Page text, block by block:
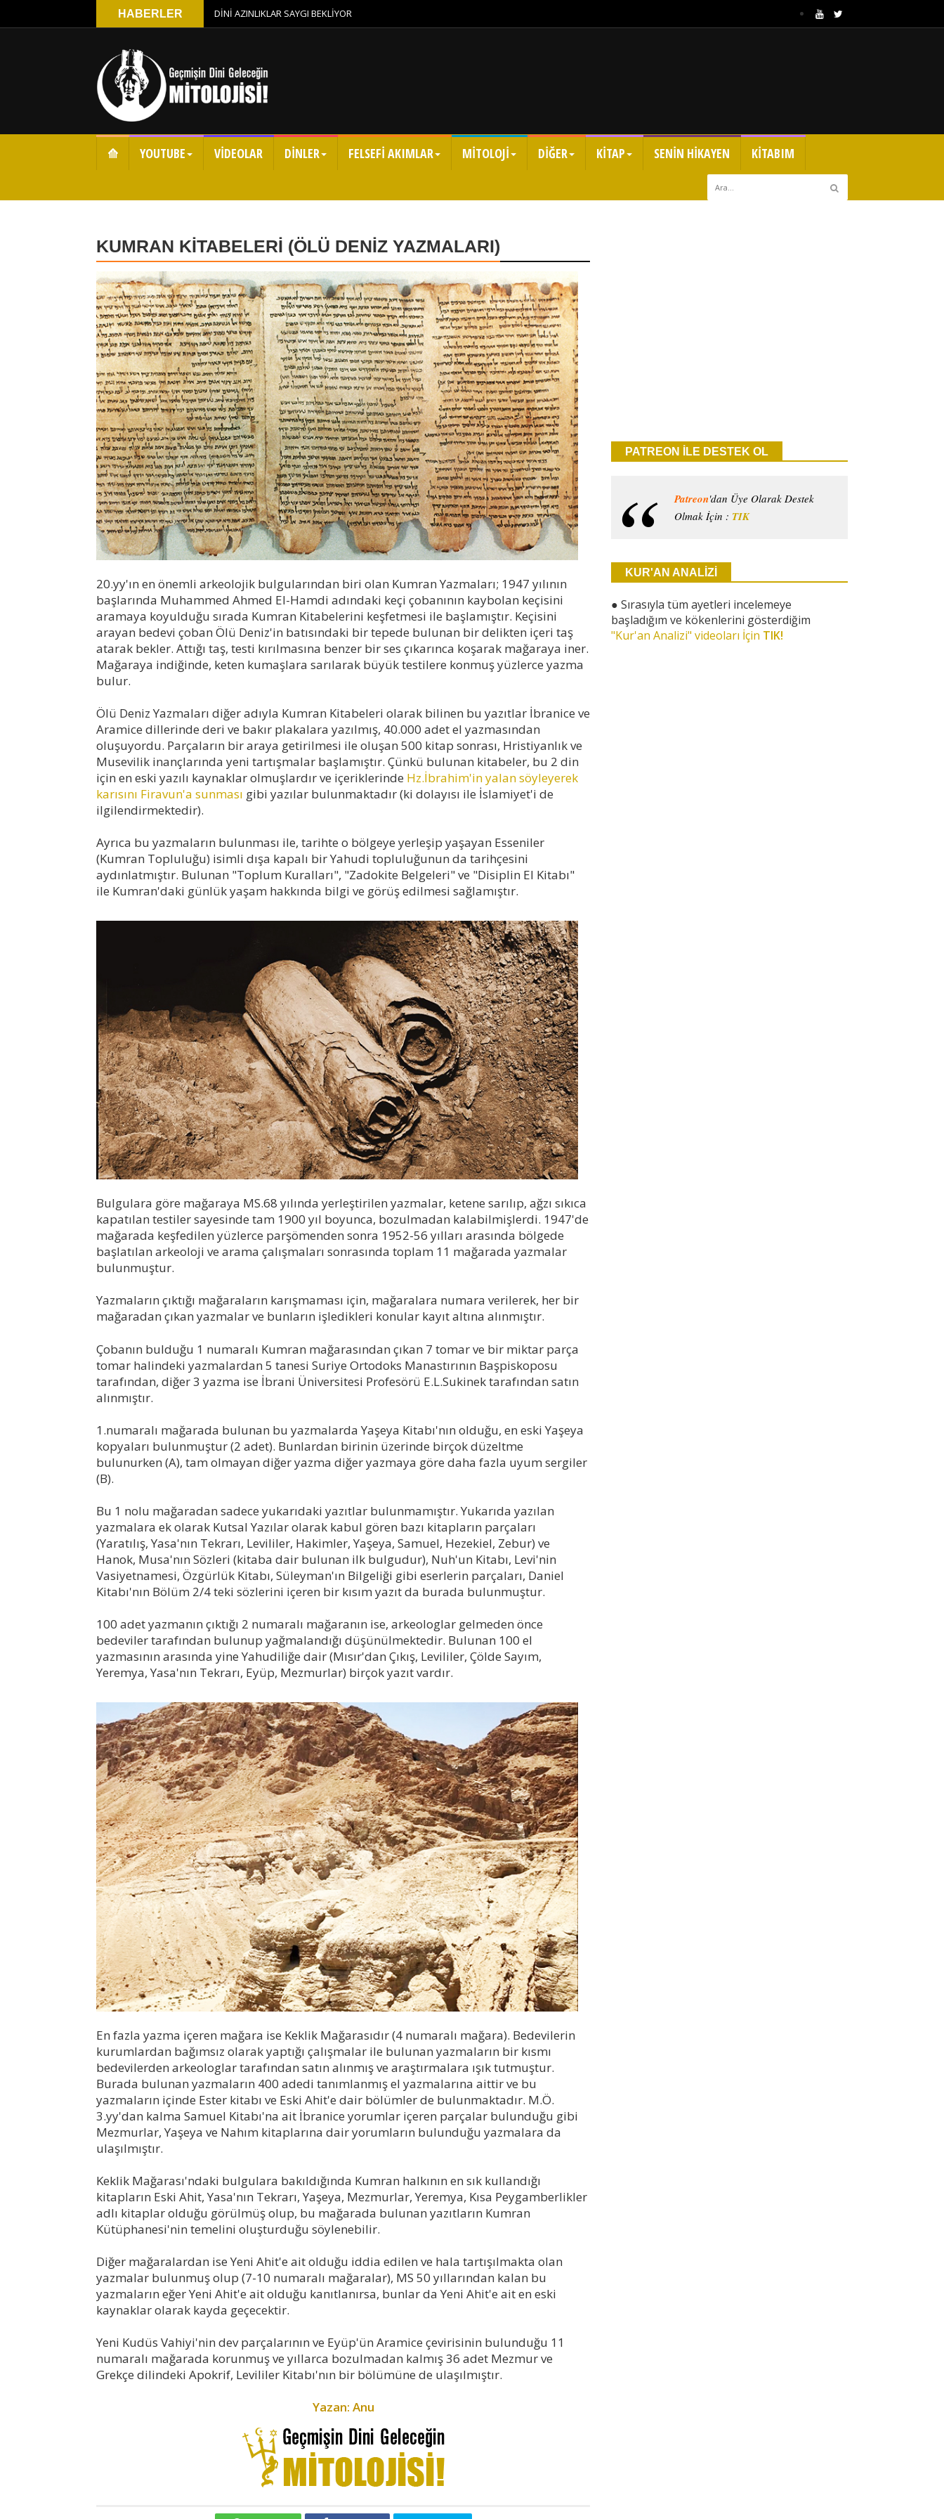
HABERLER DİNİ AZINLIKLAR SAYGI BEKLİYOR
⟰ YOUTUBE VİDEOLAR DİNLER FELSEFİ AKIMLAR MİTOLOJİ DİĞER KİTAP SENİN HİKAYEN KİTABIM
KUMRAN KİTABELERİ (ÖLÜ DENİZ YAZMALARI)
20.yy'ın en önemli arkeolojik bulgularından biri olan Kumran Yazmaları; 1947 yılının
başlarında Muhammed Ahmed El-Hamdi adındaki keçi çobanının kaybolan keçisini
aramaya koyulduğu sırada Kumran Kitabelerini keşfetmesi ile başlamıştır. Keçisini
arayan bedevi çoban Ölü Deniz'in batısındaki bir tepede bulunan bir delikten içeri taş
atarak bekler. Attığı taş, testi kırılmasına benzer bir ses çıkarınca koşarak mağaraya iner.
Mağaraya indiğinde, keten kumaşlara sarılarak büyük testilere konmuş yüzlerce yazma
bulur.
Ölü Deniz Yazmaları diğer adıyla Kumran Kitabeleri olarak bilinen bu yazıtlar İbranice ve
Aramice dillerinde deri ve bakır plakalara yazılmış, 40.000 adet el yazmasından
oluşuyordu. Parçaların bir araya getirilmesi ile oluşan 500 kitap sonrası, Hristiyanlık ve
Musevilik inançlarında yeni tartışmalar başlamıştır. Çünkü bulunan kitabeler, bu 2 din
için en eski yazılı kaynaklar olmuşlardır ve içeriklerinde Hz.İbrahim'in yalan söyleyerek
karısını Firavun'a sunması gibi yazılar bulunmaktadır (ki dolayısı ile İslamiyet'i de
ilgilendirmektedir).
Ayrıca bu yazmaların bulunması ile, tarihte o bölgeye yerleşip yaşayan Esseniler
(Kumran Topluluğu) isimli dışa kapalı bir Yahudi topluluğunun da tarihçesini
aydınlatmıştır. Bulunan "Toplum Kuralları", "Zadokite Belgeleri" ve "Disiplin El Kitabı"
ile Kumran'daki günlük yaşam hakkında bilgi ve görüş edilmesi sağlamıştır.
Bulgulara göre mağaraya MS.68 yılında yerleştirilen yazmalar, ketene sarılıp, ağzı sıkıca
kapatılan testiler sayesinde tam 1900 yıl boyunca, bozulmadan kalabilmişlerdi. 1947'de
mağarada keşfedilen yüzlerce parşömenden sonra 1952-56 yılları arasında bölgede
başlatılan arkeoloji ve arama çalışmaları sonrasında toplam 11 mağarada yazmalar
bulunmuştur.
Yazmaların çıktığı mağaraların karışmaması için, mağaralara numara verilerek, her bir
mağaradan çıkan yazmalar ve bunların işledikleri konular kayıt altına alınmıştır.
Çobanın bulduğu 1 numaralı Kumran mağarasından çıkan 7 tomar ve bir miktar parça
tomar halindeki yazmalardan 5 tanesi Suriye Ortodoks Manastırının Başpiskoposu
tarafından, diğer 3 yazma ise İbrani Üniversitesi Profesörü E.L.Sukinek tarafından satın
alınmıştır.
1.numaralı mağarada bulunan bu yazmalarda Yaşeya Kitabı'nın olduğu, en eski Yaşeya
kopyaları bulunmuştur (2 adet). Bunlardan birinin üzerinde birçok düzeltme
bulunurken (A), tam olmayan diğer yazma diğer yazmaya göre daha fazla uyum sergiler
(B).
Bu 1 nolu mağaradan sadece yukarıdaki yazıtlar bulunmamıştır. Yukarıda yazılan
yazmalara ek olarak Kutsal Yazılar olarak kabul gören bazı kitapların parçaları
(Yaratılış, Yasa'nın Tekrarı, Levililer, Hakimler, Yaşeya, Samuel, Hezekiel, Zebur) ve
Hanok, Musa'nın Sözleri (kitaba dair bulunan ilk bulgudur), Nuh'un Kitabı, Levi'nin
Vasiyetnamesi, Özgürlük Kitabı, Süleyman'ın Bilgeliği gibi eserlerin parçaları, Daniel
Kitabı'nın Bölüm 2/4 teki sözlerini içeren bir kısım yazıt da burada bulunmuştur.
100 adet yazmanın çıktığı 2 numaralı mağaranın ise, arkeologlar gelmeden önce
bedeviler tarafından bulunup yağmalandığı düşünülmektedir. Bulunan 100 el
yazmasının arasında yine Yahudiliğe dair (Mısır'dan Çıkış, Levililer, Çölde Sayım,
Yeremya, Yasa'nın Tekrarı, Eyüp, Mezmurlar) birçok yazıt vardır.
En fazla yazma içeren mağara ise Keklik Mağarasıdır (4 numaralı mağara). Bedevilerin
kurumlardan bağımsız olarak yaptığı çalışmalar ile bulunan yazmaların bir kısmı
bedevilerden arkeologlar tarafından satın alınmış ve araştırmalara ışık tutmuştur.
Burada bulunan yazmaların 400 adedi tanımlanmış el yazmalarına aittir ve bu
yazmaların içinde Ester kitabı ve Eski Ahit'e dair bölümler de bulunmaktadır. M.Ö.
3.yy'dan kalma Samuel Kitabı'na ait İbranice yorumlar içeren parçalar bulunduğu gibi
Mezmurlar, Yaşeya ve Nahım kitaplarına dair yorumların bulunduğu yazmalara da
ulaşılmıştır.
Keklik Mağarası'ndaki bulgulara bakıldığında Kumran halkının en sık kullandığı
kitapların Eski Ahit, Yasa'nın Tekrarı, Yaşeya, Mezmurlar, Yeremya, Kısa Peygamberlikler
adlı kitaplar olduğu görülmüş olup, bu mağarada bulunan yazıtların Kumran
Kütüphanesi'nin temelini oluşturduğu söylenebilir.
Diğer mağaralardan ise Yeni Ahit'e ait olduğu iddia edilen ve hala tartışılmakta olan
yazmalar bulunmuş olup (7-10 numaralı mağaralar), MS 50 yıllarından kalan bu
yazmaların eğer Yeni Ahit'e ait olduğu kanıtlanırsa, bunlar da Yeni Ahit'e ait en eski
kaynaklar olarak kayda geçecektir.
Yeni Kudüs Vahiyi'nin dev parçalarının ve Eyüp'ün Aramice çevirisinin bulunduğu 11
numaralı mağarada korunmuş ve yıllarca bozulmadan kalmış 36 adet Mezmur ve
Grekçe dilindeki Apokrif, Levililer Kitabı'nın bir bölümüne de ulaşılmıştır.
Yazan: Anu
PATREON İLE DESTEK OL
Patreon'dan Üye Olarak Destek
Olmak İçin : TIK
KUR'AN ANALİZİ
●Sırasıyla tüm ayetleri incelemeye
başladığım ve kökenlerini gösterdiğim
"Kur'an Analizi" videoları İçin TIK!